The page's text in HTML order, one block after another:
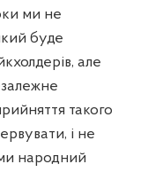
ми не
буде
але
такого
і не
народний